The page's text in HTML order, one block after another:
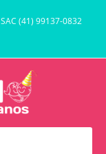
SAC (41) 99137-0832